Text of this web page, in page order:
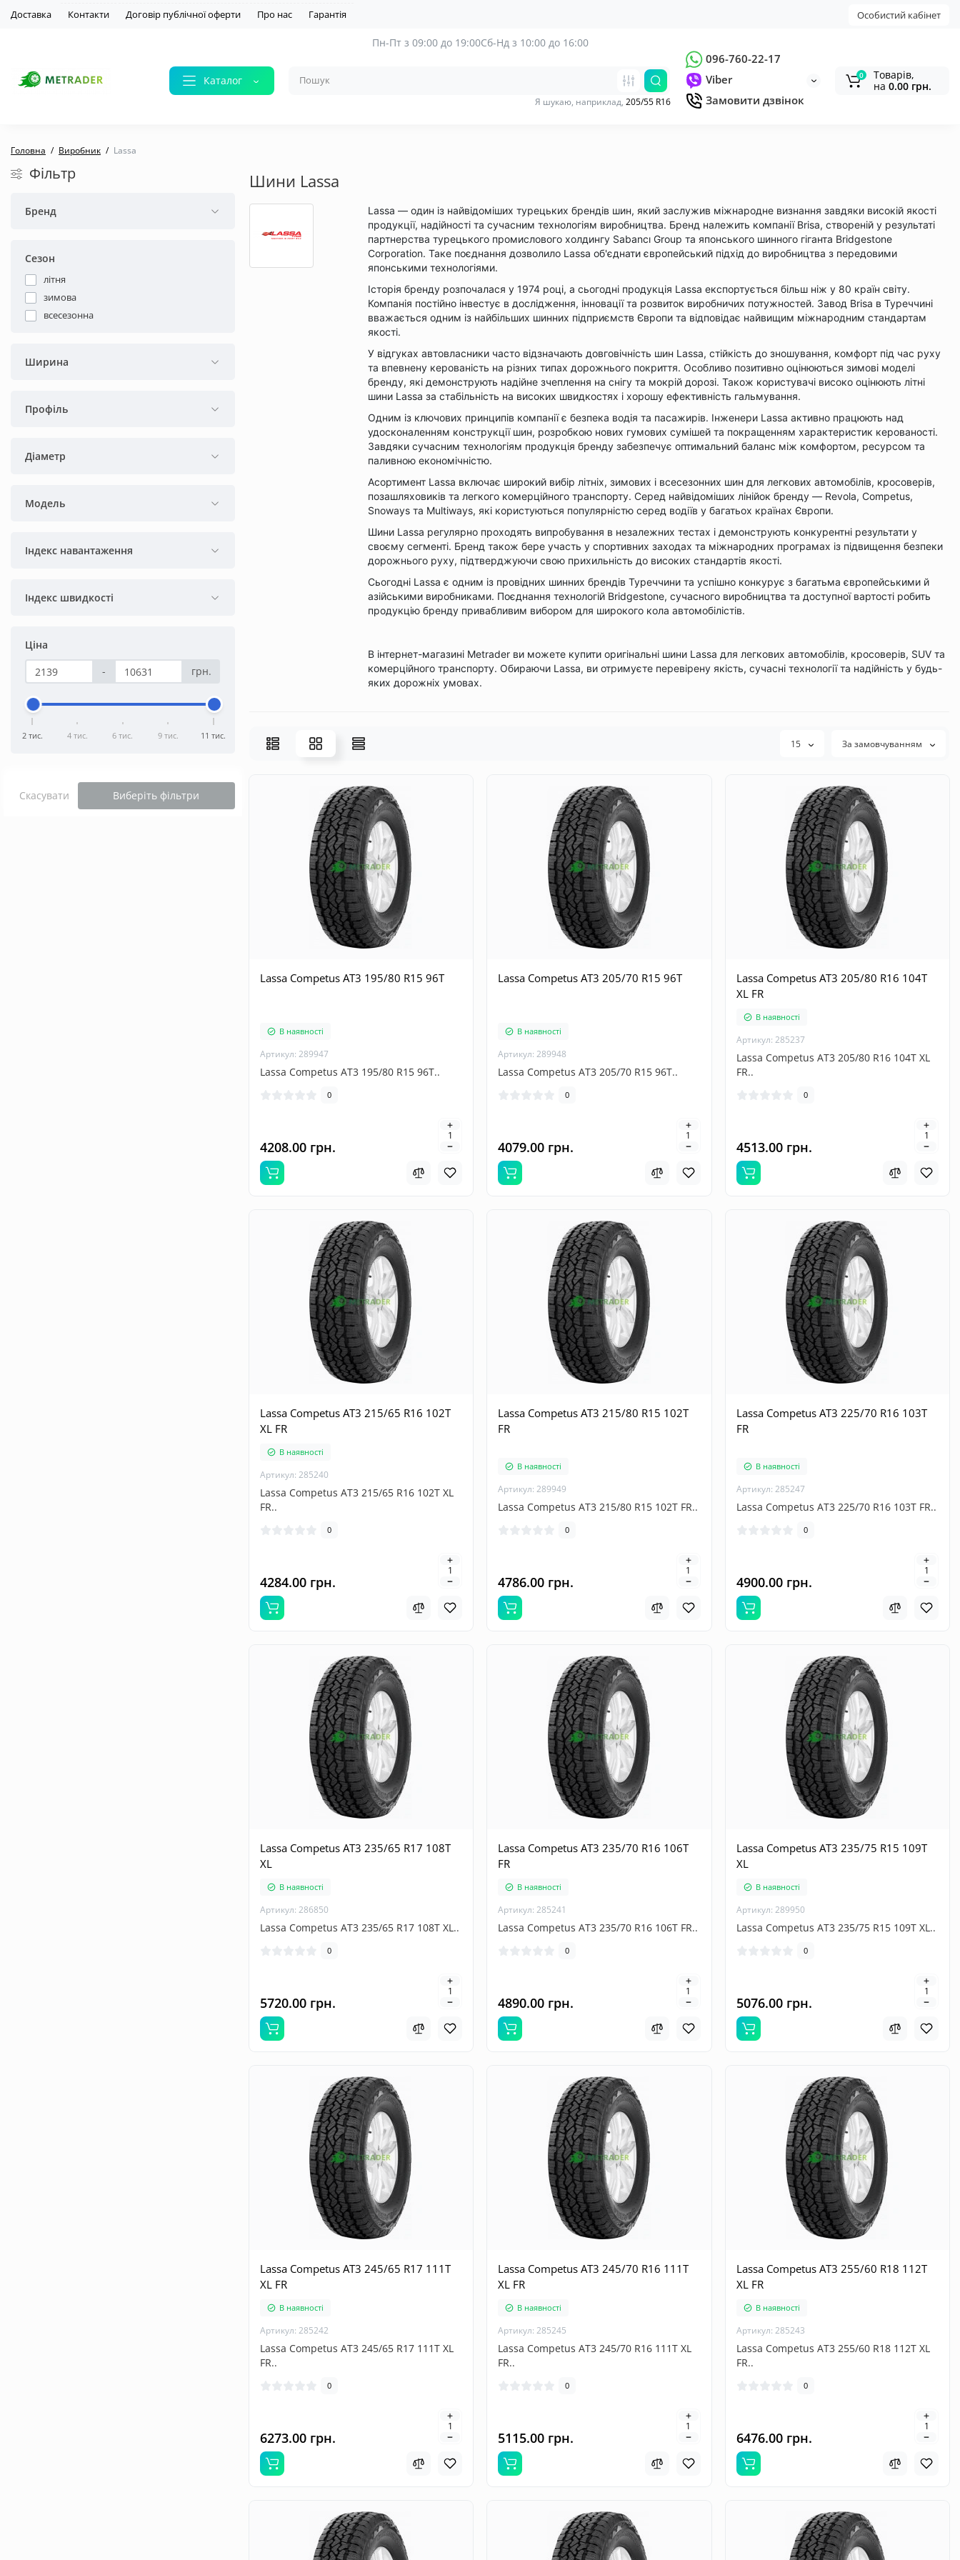
Доставка Контакти Договір публічної оферти Про нас Гарантія Особистий кабінет
Каталог
Пн-Пт з 09:00 до 19:00Сб-Нд з 10:00 до 16:00
096-760-22-17
Viber
Замовити дзвінок
Я шукаю, наприклад, 205/55 R16
0
Товарів,
на 0.00 грн.
Головна Виробник Lassa
Фільтр
Бренд
Сезон
літня
зимова
всесезонна
Ширина
Профіль
Діаметр
Модель
Індекс навантаження
Індекс швидкості
Ціна
-
грн.
2 тис. 4 тис. 6 тис. 9 тис. 11 тис.
Скасувати Виберіть фільтри
Шини Lassa
Lassa — один із найвідоміших турецьких брендів шин, який заслужив міжнародне визнання завдяки високій якості
продукції, надійності та сучасним технологіям виробництва. Бренд належить компанії Brisa, створеній у результаті
партнерства турецького промислового холдингу Sabancı Group та японського шинного гіганта Bridgestone
Corporation. Таке поєднання дозволило Lassa об'єднати європейський підхід до виробництва з передовими
японськими технологіями.
Історія бренду розпочалася у 1974 році, а сьогодні продукція Lassa експортується більш ніж у 80 країн світу.
Компанія постійно інвестує в дослідження, інновації та розвиток виробничих потужностей. Завод Brisa в Туреччині
вважається одним із найбільших шинних підприємств Європи та відповідає найвищим міжнародним стандартам
якості.
У відгуках автовласники часто відзначають довговічність шин Lassa, стійкість до зношування, комфорт під час руху
та впевнену керованість на різних типах дорожнього покриття. Особливо позитивно оцінюються зимові моделі
бренду, які демонструють надійне зчеплення на снігу та мокрій дорозі. Також користувачі високо оцінюють літні
шини Lassa за стабільність на високих швидкостях і хорошу ефективність гальмування.
Одним із ключових принципів компанії є безпека водія та пасажирів. Інженери Lassa активно працюють над
удосконаленням конструкції шин, розробкою нових гумових сумішей та покращенням характеристик керованості.
Завдяки сучасним технологіям продукція бренду забезпечує оптимальний баланс між комфортом, ресурсом та
паливною економічністю.
Асортимент Lassa включає широкий вибір літніх, зимових і всесезонних шин для легкових автомобілів, кросоверів,
позашляховиків та легкого комерційного транспорту. Серед найвідоміших лінійок бренду — Revola, Competus,
Snoways та Multiways, які користуються популярністю серед водіїв у багатьох країнах Європи.
Шини Lassa регулярно проходять випробування в незалежних тестах і демонструють конкурентні результати у
своєму сегменті. Бренд також бере участь у спортивних заходах та міжнародних програмах із підвищення безпеки
дорожнього руху, підтверджуючи свою прихильність до високих стандартів якості.
Сьогодні Lassa є одним із провідних шинних брендів Туреччини та успішно конкурує з багатьма європейськими й
азійськими виробниками. Поєднання технологій Bridgestone, сучасного виробництва та доступної вартості робить
продукцію бренду привабливим вибором для широкого кола автомобілістів.
В інтернет-магазині Metrader ви можете купити оригінальні шини Lassa для легкових автомобілів, кросоверів, SUV та
комерційного транспорту. Обираючи Lassa, ви отримуєте перевірену якість, сучасні технології та надійність у будь-
яких дорожніх умовах.
15 За замовчуванням
Lassa Competus AT3 195/80 R15 96T
В наявності
Артикул: 289947
Lassa Competus AT3 195/80 R15 96T..
0
4208.00 грн.
Lassa Competus AT3 205/70 R15 96T
В наявності
Артикул: 289948
Lassa Competus AT3 205/70 R15 96T..
0
4079.00 грн.
Lassa Competus AT3 205/80 R16 104T
XL FR
В наявності
Артикул: 285237
Lassa Competus AT3 205/80 R16 104T XL
FR..
0
4513.00 грн.
Lassa Competus AT3 215/65 R16 102T
XL FR
В наявності
Артикул: 285240
Lassa Competus AT3 215/65 R16 102T XL
FR..
0
4284.00 грн.
Lassa Competus AT3 215/80 R15 102T
FR
В наявності
Артикул: 289949
Lassa Competus AT3 215/80 R15 102T FR..
0
4786.00 грн.
Lassa Competus AT3 225/70 R16 103T
FR
В наявності
Артикул: 285247
Lassa Competus AT3 225/70 R16 103T FR..
0
4900.00 грн.
Lassa Competus AT3 235/65 R17 108T
XL
В наявності
Артикул: 286850
Lassa Competus AT3 235/65 R17 108T XL..
0
5720.00 грн.
Lassa Competus AT3 235/70 R16 106T
FR
В наявності
Артикул: 285241
Lassa Competus AT3 235/70 R16 106T FR..
0
4890.00 грн.
Lassa Competus AT3 235/75 R15 109T
XL
В наявності
Артикул: 289950
Lassa Competus AT3 235/75 R15 109T XL..
0
5076.00 грн.
Lassa Competus AT3 245/65 R17 111T
XL FR
В наявності
Артикул: 285242
Lassa Competus AT3 245/65 R17 111T XL
FR..
0
6273.00 грн.
Lassa Competus AT3 245/70 R16 111T
XL FR
В наявності
Артикул: 285245
Lassa Competus AT3 245/70 R16 111T XL
FR..
0
5115.00 грн.
Lassa Competus AT3 255/60 R18 112T
XL FR
В наявності
Артикул: 285243
Lassa Competus AT3 255/60 R18 112T XL
FR..
0
6476.00 грн.